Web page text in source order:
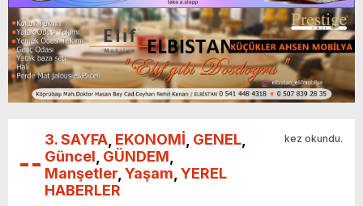
3. SAYFA EKONOMİ GENEL
Güncel GÜNDEM
Manşetler Yaşam YEREL
HABERLER
kez okundu.